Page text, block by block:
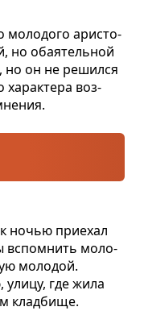
моло­дого ари­сто­
но оба­я­тель­ной
но он не решился
харак­тера воз­
ночью при­е­хал
вспо­мнить моло­
моло­дой.
где жила
клад­бище.